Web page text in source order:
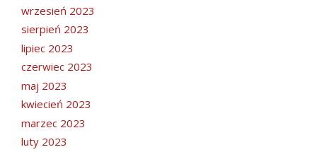
wrzesień 2023
sierpień 2023
lipiec 2023
czerwiec 2023
maj 2023
kwiecień 2023
marzec 2023
luty 2023